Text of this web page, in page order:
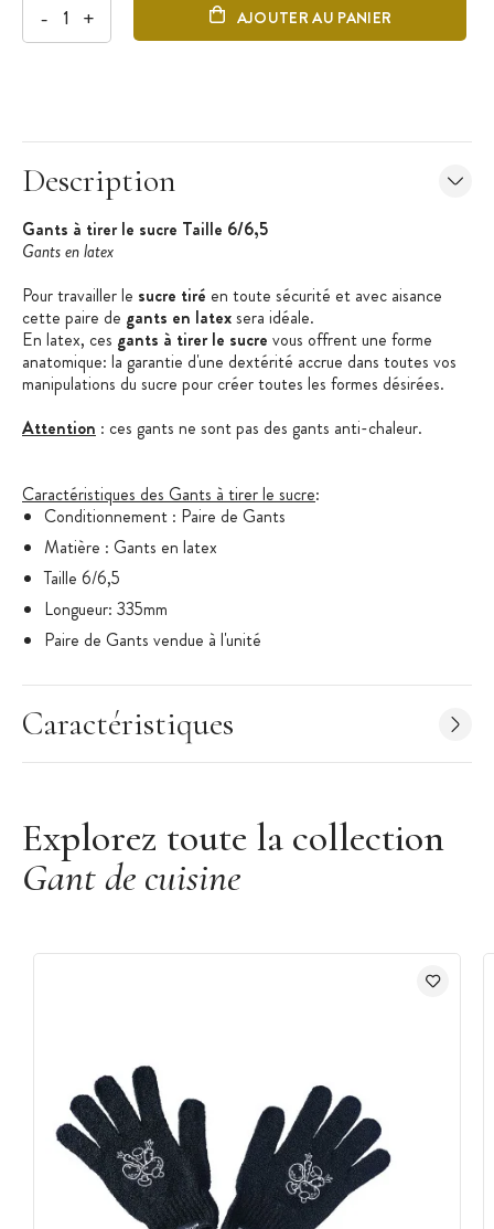
- + AJOUTER AU PANIER
Description
Gants à tirer le sucre Taille 6/6,5
Gants en latex
Pour travailler le sucre tiré en toute sécurité et avec aisance
cette paire de gants en latexsera idéale.
En latex, ces gants à tirer le sucre vous offrent une forme
anatomique: la garantie d'une dextérité accrue dans toutes vos
manipulations du sucre pour créer toutes les formes désirées.
Attention : ces gants ne sont pas des gants anti-chaleur.
Caractéristiques des Gants à tirer le sucre:
Conditionnement : Paire de Gants
Matière : Gants en latex
Taille 6/6,5
Longueur: 335mm
Paire de Gants vendue à l'unité
Caractéristiques
Explorez toute la collection
Gant de cuisine